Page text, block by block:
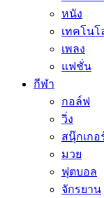
หนัง
เทคโนโ
เพลง
แฟชั่น
กีฬา
กอล์ฟ
วิ่ง
สนุ๊กเกอ
มวย
ฟุตบอล
จักรยาน